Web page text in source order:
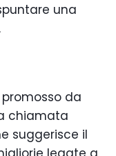
una
da
chiamata
suggerisce il